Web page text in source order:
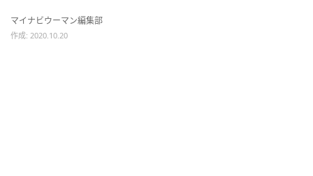
マイナビウーマン編集部
作成: 2020.10.20